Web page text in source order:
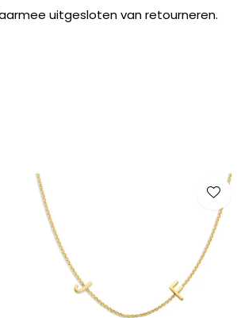
uitgesloten van retourneren.